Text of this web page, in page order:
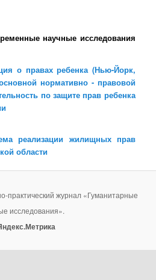
научные исследования
о правах ребенка (Нью-Йорк,
нормативно - правовой
по защите прав ребенка
реализации жилищных прав
области
практический журнал «Гуманитарные
исследования».